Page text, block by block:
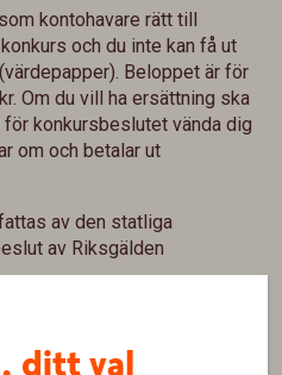
kontohavare rätt till
och du inte kan få ut
Beloppet är för
Om du vill ha ersättning ska
konkursbeslutet vända dig
om och betalar ut
av den statliga
av Riksgälden
i banken med ett belopp
det kan du enligt lag under
ditt val